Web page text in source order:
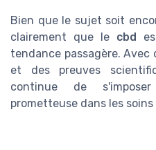
Bien que le sujet soit
clairement que le cbd
tendance passagère.
et des preuves
continue de
prometteuse dans les soins